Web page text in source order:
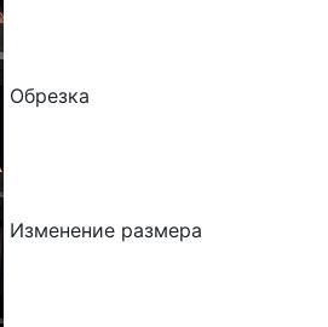
Обрезка
Изменение размера